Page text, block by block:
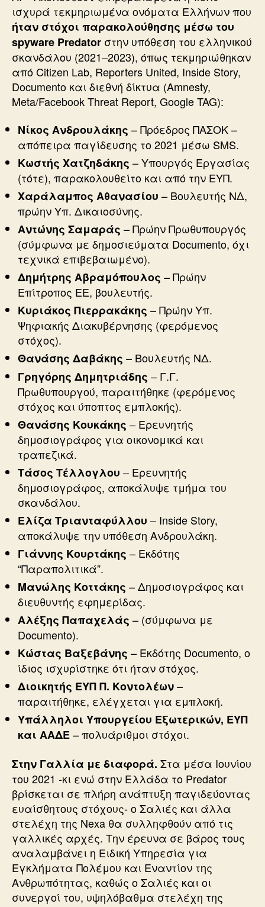
ισχυρά τεκμηριωμένα ονόματα Ελλήνων που
ήταν στόχοι παρακολούθησης μέσω του
spyware Predator στην υπόθεση του ελληνικού
σκανδάλου (2021–2023), όπως τεκμηριώθηκαν
από Citizen Lab, Reporters United, Inside Story,
Documento και διεθνή δίκτυα (Amnesty,
Meta/Facebook Threat Report, Google TAG):
Νίκος Ανδρουλάκης – Πρόεδρος ΠΑΣΟΚ –
απόπειρα παγίδευσης το 2021 μέσω SMS.
Κωστής Χατζηδάκης – Υπουργός Εργασίας
(τότε), παρακολουθείτο και από την ΕΥΠ.
Χαράλαμπος Αθανασίου – Βουλευτής ΝΔ,
πρώην Υπ. Δικαιοσύνης.
Αντώνης Σαμαράς – Πρώην Πρωθυπουργός
(σύμφωνα με δημοσιεύματα Documento, όχι
τεχνικά επιβεβαιωμένο).
Δημήτρης Αβραμόπουλος – Πρώην
Επίτροπος ΕΕ, βουλευτής.
Κυριάκος Πιερρακάκης – Πρώην Υπ.
Ψηφιακής Διακυβέρνησης (φερόμενος
στόχος).
Θανάσης Δαβάκης – Βουλευτής ΝΔ.
Γρηγόρης Δημητριάδης – Γ.Γ.
Πρωθυπουργού, παραιτήθηκε (φερόμενος
στόχος και ύποπτος εμπλοκής).
Θανάσης Κουκάκης – Ερευνητής
δημοσιογράφος για οικονομικά και
τραπεζικά.
Τάσος Τέλλογλου – Ερευνητής
δημοσιογράφος, αποκάλυψε τμήμα του
σκανδάλου.
Ελίζα Τριανταφύλλου – Inside Story,
αποκάλυψε την υπόθεση Ανδρουλάκη.
Γιάννης Κουρτάκης – Εκδότης
“Παραπολιτικά”.
Μανώλης Κοττάκης – Δημοσιογράφος και
διευθυντής εφημερίδας.
Αλέξης Παπαχελάς – (σύμφωνα με
Documento).
Κώστας Βαξεβάνης – Εκδότης Documento, ο
ίδιος ισχυρίστηκε ότι ήταν στόχος.
Διοικητής ΕΥΠ Π. Κοντολέων–
παραιτήθηκε, ελέγχεται για εμπλοκή.
Υπάλληλοι Υπουργείου Εξωτερικών, ΕΥΠ
και ΑΑΔΕ– πολυάριθμοι στόχοι.
Στην Γαλλία με διαφορά. Στα μέσα Ιουνίου
του 2021 -κι ενώ στην Ελλάδα το Predator
βρίσκεται σε πλήρη ανάπτυξη παγιδεύοντας
ευαίσθητους στόχους- ο Σαλιές και άλλα
στελέχη της Nexa θα συλληφθούν από τις
γαλλικές αρχές. Την έρευνα σε βάρος τους
αναλαμβάνει η Ειδική Υπηρεσία για
Εγκλήματα Πολέμου και Εναντίον της
Ανθρωπότητας, καθώς ο Σαλιές και οι
συνεργοί του, υψηλόβαθμα στελέχη της